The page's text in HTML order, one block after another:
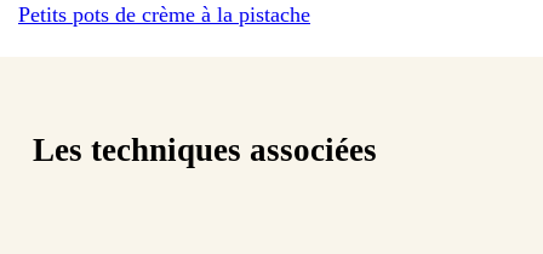
Petits pots de crème à la pistache
Les techniques associées